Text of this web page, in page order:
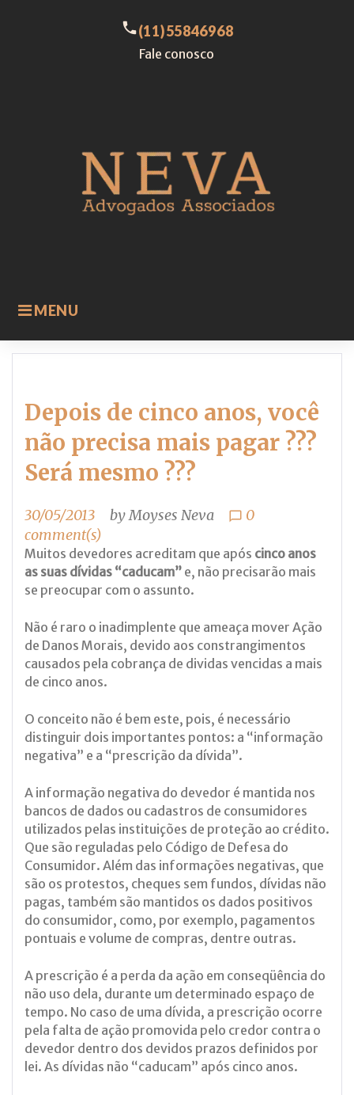
MENU
call(11)55846968
Fale conosco
Depois de cinco anos, você
não precisa mais pagar ???
Será mesmo ???
30/05/2013 byMoyses Neva chat_bubble_outline 0
comment(s)
Muitos devedores acreditam que após cinco anos
as suas dívidas “caducam” e, não precisarão mais
se preocupar com o assunto.
Não é raro o inadimplente que ameaça mover Ação
de Danos Morais, devido aos constrangimentos
causados pela cobrança de dividas vencidas a mais
de cinco anos.
O conceito não é bem este, pois, é necessário
distinguir dois importantes pontos: a “informação
negativa” e a “prescrição da dívida”.
A informação negativa do devedor é mantida nos
bancos de dados ou cadastros de consumidores
utilizados pelas instituições de proteção ao crédito.
Que são reguladas pelo Código de Defesa do
Consumidor. Além das informações negativas, que
são os protestos, cheques sem fundos, dívidas não
pagas, também são mantidos os dados positivos
do consumidor, como, por exemplo, pagamentos
pontuais e volume de compras, dentre outras.
A prescrição é a perda da ação em conseqüência do
não uso dela, durante um determinado espaço de
tempo. No caso de uma dívida, a prescrição ocorre
pela falta de ação promovida pelo credor contra o
devedor dentro dos devidos prazos definidos por
lei. As dívidas não “caducam” após cinco anos.